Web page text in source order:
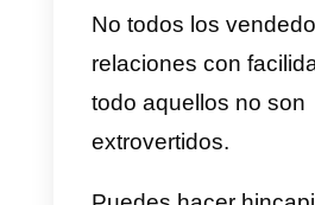
contar una
sobre la
su formación.